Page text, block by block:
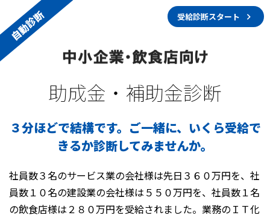
自動診断 受給診断スタート
助成金・補助金診断
３分ほどで結構です。ご一緒に、いくら受給で
きるか診断してみませんか。
社員数３名のサービス業の会社様は先日３６０万円を、社
員数１０名の建設業の会社様は５５０万円を、社員数１名
の飲食店様は２８０万円を受給されました。業務のＩＴ化